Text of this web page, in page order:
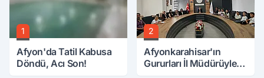
1
Afyon'da Tatil Kabusa
Döndü, Acı Son!
2
Afyonkarahisar'ın
Gururları İl Müdürüyle